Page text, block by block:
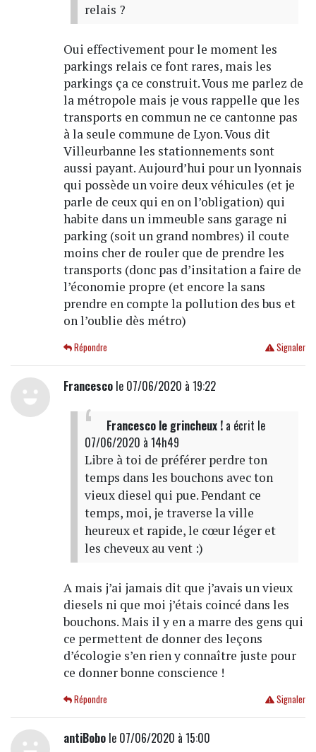
relais ?
Oui effectivement pour le moment les
parkings relais ce font rares, mais les
parkings ça ce construit. Vous me parlez de
la métropole mais je vous rappelle que les
transports en commun ne ce cantonne pas
à la seule commune de Lyon. Vous dit
Villeurbanne les stationnements sont
aussi payant. Aujourd’hui pour un lyonnais
qui possède un voire deux véhicules (et je
parle de ceux qui en on l’obligation) qui
habite dans un immeuble sans garage ni
parking (soit un grand nombres) il coute
moins cher de rouler que de prendre les
transports (donc pas d’insitation a faire de
l’économie propre (et encore la sans
prendre en compte la pollution des bus et
on l’oublie dès métro)
Signaler
Répondre
Francescole 07/06/2020 à 19:22
Francesco le grincheux !a écrit le
07/06/2020 à 14h49
Libre à toi de préférer perdre ton
temps dans les bouchons avec ton
vieux diesel qui pue. Pendant ce
temps, moi, je traverse la ville
heureux et rapide, le cœur léger et
les cheveux au vent :)
A mais j’ai jamais dit que j’avais un vieux
diesels ni que moi j’étais coincé dans les
bouchons. Mais il y en a marre des gens qui
ce permettent de donner des leçons
d’écologie s’en rien y connaître juste pour
ce donner bonne conscience !
Signaler
Répondre
antiBobole 07/06/2020 à 15:00